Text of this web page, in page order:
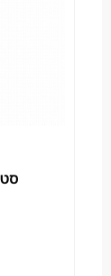
סט רמקולים Cabasse ALCYONE 2